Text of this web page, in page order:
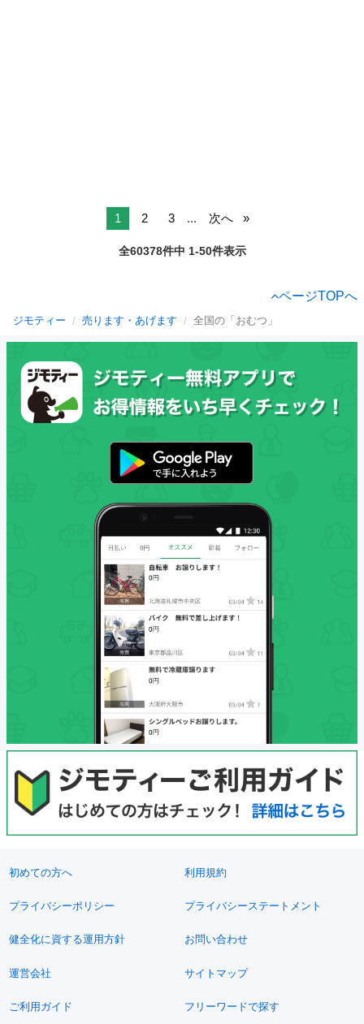
1 2 3 ... 次へ
全60378件中 1-50件表示
ページTOPへ
ジモティー 売ります・あげます 全国の「おむつ」
初めての方へ 利用規約
プライバシーポリシー プライバシーステートメント
健全化に資する運用方針 お問い合わせ
運営会社 サイトマップ
ご利用ガイド フリーワードで探す